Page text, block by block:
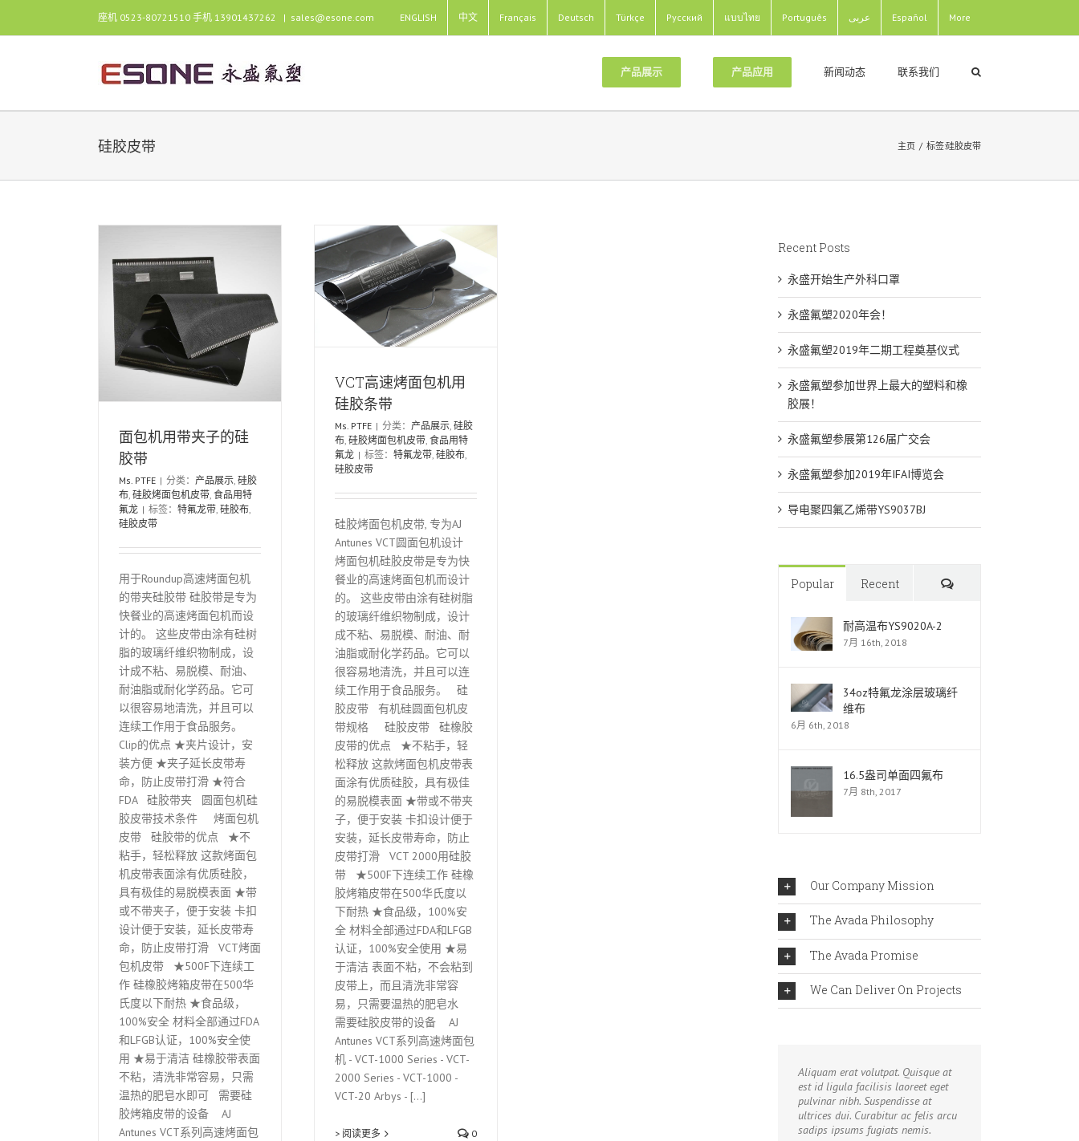
座机 0523-80721510 手机 13901437262 | sales@esone.com ENGLISH 中文 Français Deutsch Türkçe Pусский แบบไทย Português عربى Español More
产品展示 产品应用 新闻动态 联系我们
硅胶皮带 主页 / 标签:硅胶皮带
面包机用带夹子的硅
胶带
Ms. PTFE | 分类： 产品展示 硅胶
布 硅胶烤面包机皮带 食品用特
氟龙 | 标签： 特氟龙带 硅胶布
硅胶皮带
用于Roundup高速烤面包机
的带夹硅胶带 硅胶带是专为
快餐业的高速烤面包机而设
计的。 这些皮带由涂有硅树
脂的玻璃纤维织物制成，设
计成不粘、易脱模、耐油、
耐油脂或耐化学药品。它可
以很容易地清洗，并且可以
连续工作用于食品服务。
Clip的优点 ★夹片设计，安
装方便 ★夹子延长皮带寿
命，防止皮带打滑 ★符合
FDA 硅胶带夹 圆面包机硅
胶皮带技术条件 烤面包机
皮带 硅胶带的优点 ★不
粘手，轻松释放 这款烤面包
机皮带表面涂有优质硅胶，
具有极佳的易脱模表面 ★带
或不带夹子，便于安装 卡扣
设计便于安装，延长皮带寿
命，防止皮带打滑 VCT烤面
包机皮带 ★500F下连续工
作 硅橡胶烤箱皮带在500华
氏度以下耐热 ★食品级，
100%安全 材料全部通过FDA
和LFGB认证，100%安全使
用 ★易于清洁 硅橡胶带表面
不粘，清洗非常容易，只需
温热的肥皂水即可 需要硅
胶烤箱皮带的设备 AJ
Antunes VCT系列高速烤面包
VCT高速烤面包机用硅胶条带
产品展示 硅胶布 硅胶烤面包机皮
带 食品用特氟龙
VCT高速烤面包机用
硅胶条带
Ms. PTFE | 分类： 产品展示, 硅胶
布, 硅胶烤面包机皮带, 食品用特
氟龙 | 标签： 特氟龙带, 硅胶布,
硅胶皮带
硅胶烤面包机皮带, 专为AJ
Antunes VCT圆面包机设计
烤面包机硅胶皮带是专为快
餐业的高速烤面包机而设计
的。 这些皮带由涂有硅树脂
的玻璃纤维织物制成，设计
成不粘、易脱模、耐油、耐
油脂或耐化学药品。它可以
很容易地清洗，并且可以连
续工作用于食品服务。 硅
胶皮带 有机硅圆面包机皮
带规格 硅胶皮带 硅橡胶
皮带的优点 ★不粘手，轻
松释放 这款烤面包机皮带表
面涂有优质硅胶，具有极佳
的易脱模表面 ★带或不带夹
子，便于安装 卡扣设计便于
安装，延长皮带寿命，防止
皮带打滑 VCT 2000用硅胶
带 ★500F下连续工作 硅橡
胶烤箱皮带在500华氏度以
下耐热 ★食品级，100%安
全 材料全部通过FDA和LFGB
认证，100%安全使用 ★易
于清洁 表面不粘，不会粘到
皮带上，而且清洗非常容
易，只需要温热的肥皂水
需要硅胶皮带的设备 AJ
Antunes VCT系列高速烤面包
机 - VCT-1000 Series - VCT-
2000 Series - VCT-1000 -
VCT-20 Arbys - [...]
> 阅读更多 0
Recent Posts
永盛开始生产外科口罩
永盛氟塑2020年会！
永盛氟塑2019年二期工程奠基仪式
永盛氟塑参加世界上最大的塑料和橡
胶展！
永盛氟塑参展第126届广交会
永盛氟塑参加2019年IFAI博览会
导电聚四氟乙烯带YS9037BJ
Popular Recent Comments
耐高温布YS9020A-2
7月 16th, 2018
34oz特氟龙涂层玻璃纤
维布
6月 6th, 2018
16.5盎司单面四氟布
7月 8th, 2017
Our Company Mission
The Avada Philosophy
The Avada Promise
We Can Deliver On Projects
Aliquam erat volutpat. Quisque at
est id ligula facilisis laoreet eget
pulvinar nibh. Suspendisse at
ultrices dui. Curabitur ac felis arcu
sadips ipsums fugiats nemis.